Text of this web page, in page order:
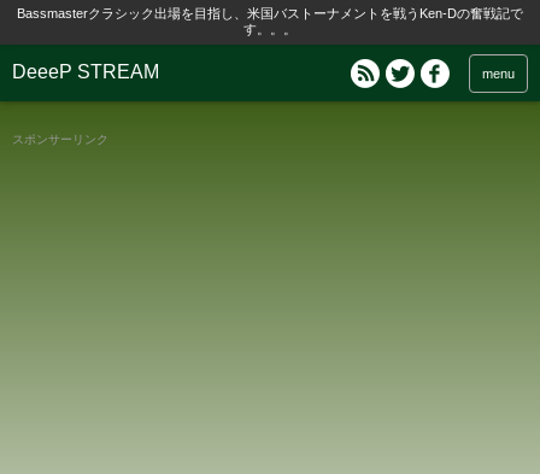
Bassmasterクラシック出場を目指し、米国バストーナメントを戦うKen-Dの奮戦記で
す。。。
DeeeP STREAM menu
スポンサーリンク